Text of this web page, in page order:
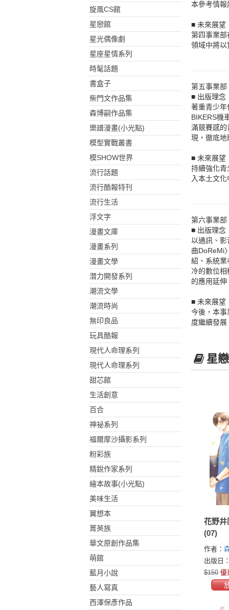
旋風CS館
星戀館
星光偶像劇
星座星情系列
時髦話題
書盒子
柴門文作品集
森博嗣作品集
樂譜漫畫(小光點)
模型實戰叢書
模SHOW世界
流行話題
流行酷報特刊
流行生活
浮文字
漫畫文庫
漫畫系列
漫畫文學
潛力開發系列
潮流文學
潮流時尚
無印良品
玩具酷報
現代人命理系列
現代人命理系列
甜芯館
生活創意
百合
神祕系列
福爾摩沙攝影系列
粉彩族
精銳作家系列
繪本故事(小光點)
美味生活
翼想本
菁英族
華文原創作品集
萌館
藍月小說
藝人寫真
西澤保彥作品
本參考情報
■ 未來展望
第四事業
領域中將以
第五事業部
■ 出版理念
著重青少年
BIKERS機
滿競賽感的
現，徹底
■ 未來展望
持續強化青
入本土文
第六事業部
■ 出版理念
以通訊、影
曲DoReMi
紹、系統業
冷的數位
的應用延
■ 未來展望
今後，本事
度繼續發展
星
花野井
(07)
作者：
出版日
$150 優